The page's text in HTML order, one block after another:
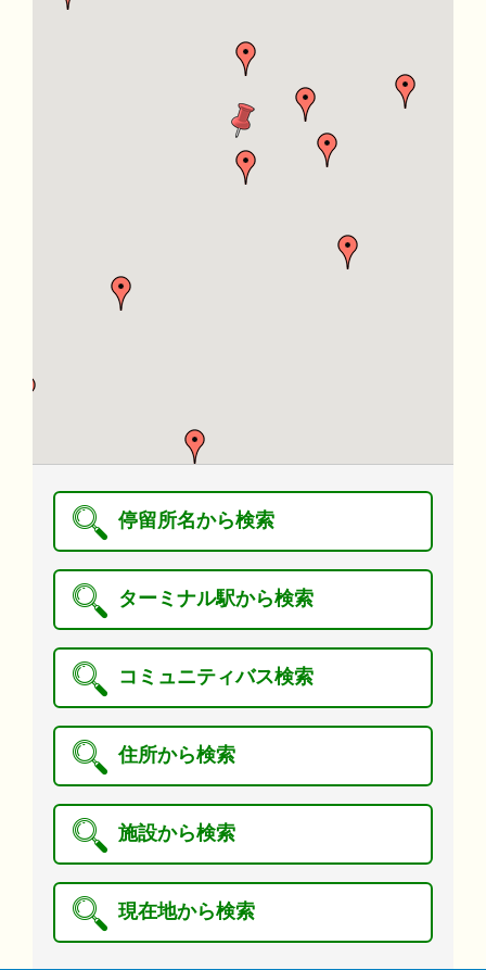
停留所名から検索
ターミナル駅から検索
コミュニティバス検索
住所から検索
施設から検索
現在地から検索